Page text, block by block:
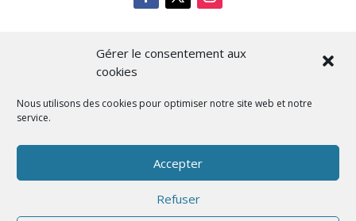
Gérer le consentement aux
cookies
Nous utilisons des cookies pour optimiser notre site web et notre
service.
Accepter
Refuser
Cità di L’Isula